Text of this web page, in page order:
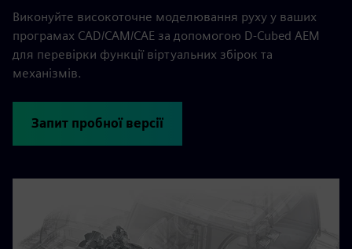
Виконуйте високоточне моделювання руху у ваших
програмах CAD/CAM/CAE за допомогою D-Cubed AEM
для перевірки функції віртуальних збірок та
механізмів.
Запит пробної версії